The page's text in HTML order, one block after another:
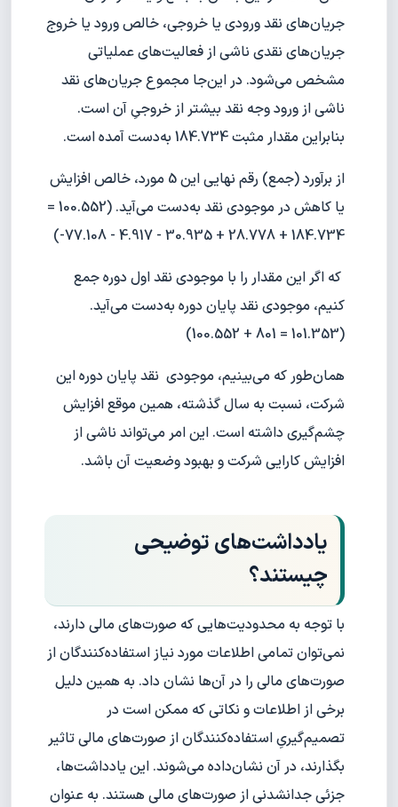
جریان‌های نقد ورودی یا خروجی، خالص ورود یا خروج
جریان‌های نقدی ناشی از فعالیت‌های عملیاتی
مشخص می‌شود. در این‌جا مجموع جریان‌های نقد
ناشی از ورود وجه نقد بیشتر از خروجیِ آن است.
بنابراین مقدار مثبت 184.734 به‌دست آمده است.
از برآورد (جمع) رقم نهایی این 5 مورد، خالص افزایش
یا کاهش در موجودی نقد به‌دست می‌آید. (100.552 =
184.734 + 28.778 + 30.935 - 4.917 - 77.108-)
که اگر این مقدار را با موجودی نقد اول دوره جمع
کنیم، موجودی نقد پایان دوره به‌دست می‌آید.
(101.353 = 801 + 100.552)
همان‌طور که می‌بینیم، موجودی نقد پایان دوره این
شرکت، نسبت به سال گذشته، همین موقع افزایش
چشم‌گیری داشته است. این امر می‌تواند ناشی از
افزایش کارایی شرکت و بهبود وضعیت آن باشد.
یادداشت‌های توضیحی
چیستند؟
با توجه به محدودیت‌هایی که صورت‌های مالی دارند،
نمی‌توان تمامی اطلاعات مورد نیاز استفاده‌کنندگان از
صورت‌های مالی را در آن‌ها نشان داد. به همین دلیل
برخی از اطلاعات و نکاتی که ممکن است در
تصمیم‌گیریِ استفاده‌کنندگان از صورت‌های مالی تاثیر
بگذارند، در آن نشان‌داده می‌شوند. این یادداشت‌ها،
جزئی جدا‌نشدنی از صورت‌های مالی هستند. به عنوان